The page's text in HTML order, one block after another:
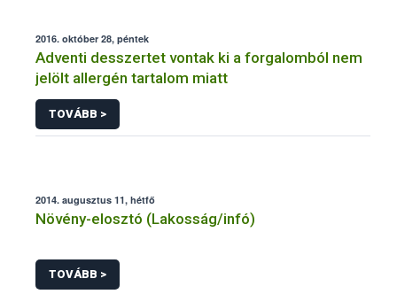
2016. október 28, péntek
Adventi desszertet vontak ki a forgalomból nem
jelölt allergén tartalom miatt
TOVÁBB >
2014. augusztus 11, hétfő
Növény-elosztó (Lakosság/infó)
TOVÁBB >